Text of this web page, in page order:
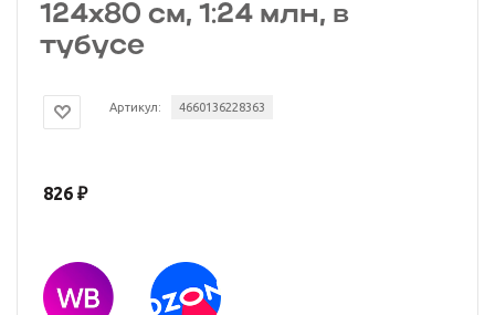
124х80 см, 1:24 млн, в
тубусе
Артикул: 4660136228363
826 ₽